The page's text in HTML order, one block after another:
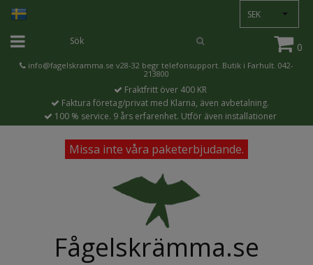
SEK
0
info@fagelskramma.se v28-32 begr telefonsupport. Butik i Farhult. 042-
213800
Fraktfritt över 400 KR
Faktura företag/privat med Klarna, även avbetalning.
100 % service. 9 års erfarenhet. Utför även installationer
Missa inte våra paketerbjudande.
Fågelskrämma.se